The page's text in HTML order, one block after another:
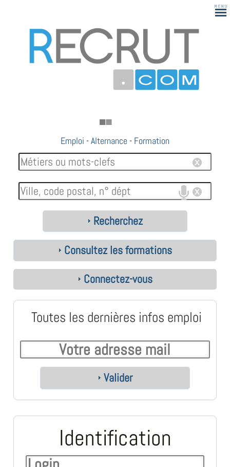
Emploi -Alternance - Formation
Recherchez
Consultez les formations
Connectez-vous
Toutes les dernières infos emploi
Valider
Identification